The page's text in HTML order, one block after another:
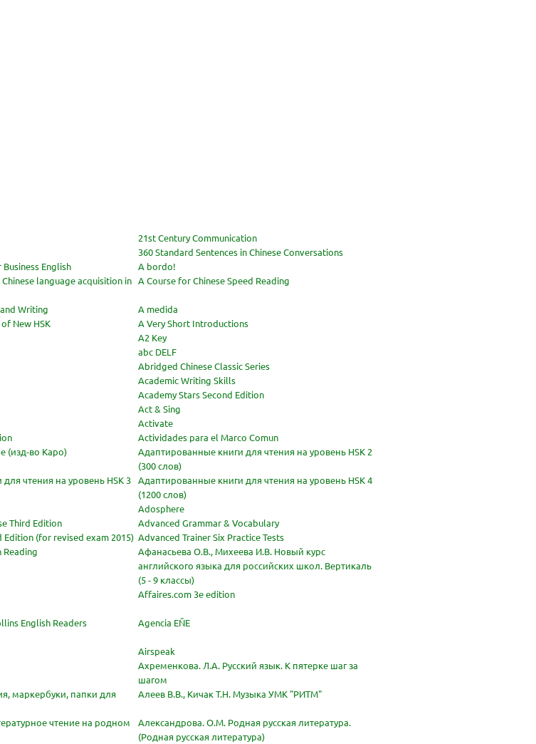
21st Century Communication
360 Standard Sentences in Chinese Conversations
English
A bordo!
language acquisition in A Course for Chinese Speed Reading
Writing
A medida
New HSK
A Very Short Introductions
A2 Key
abc DELF
Abridged Chinese Classic Series
Academic Writing Skills
Academy Stars Second Edition
Act & Sing
Activate
Actividades para el Marco Comun
(изд-во Каро)
Адаптированные книги для чтения на уровень HSK 2
(300 слов)
чтения на уровень HSK 3
Адаптированные книги для чтения на уровень HSK 4
(1200 слов)
Adosphere
Third Edition
Advanced Grammar & Vocabulary
Edition (for revised exam 2015) Advanced Trainer Six Practice Tests
Афанасьева О.В., Михеева И.В. Новый курс
английского языка для российских школ. Вертикаль
(5 - 9 классы)
Affaires.com 3e edition
English Readers Agencia EÑE
Airspeak
Ахременкова. Л.А. Русский язык. К пятерке шаг за
шагом
маркербуки, папки для
Алеев В.В., Кичак Т.Н. Музыка УМК "РИТМ"
чтение на родном
Александрова. О.М. Родная русская литература.
(Родная русская литература)